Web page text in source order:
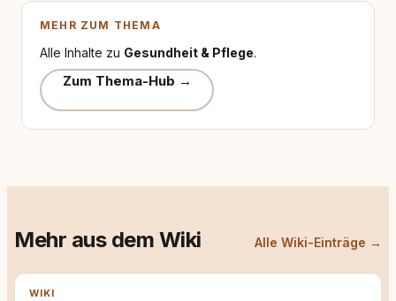
MEHR ZUM THEMA
Alle Inhalte zu Gesundheit & Pflege.
Zum Thema-Hub →
Mehr aus dem Wiki Alle Wiki-Einträge →
WIKI